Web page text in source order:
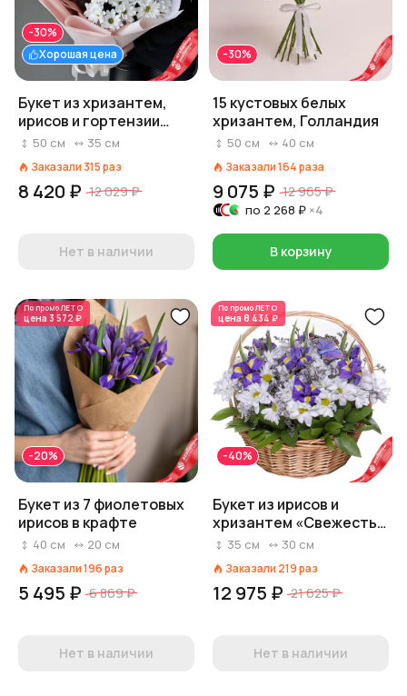
Хорошая цена
-30%
Букет из хризантем,
ирисов и гортензии
«Обними меня»
50 см 35 см
Заказали 315раз
8 420 ₽ 12 029 ₽
Нет в наличии
-30%
15 кустовых белых
хризантем, Голландия
50 см 40 см
Заказали164раза
9 075 ₽ 12 965 ₽
по 2 268 ₽ ×4
В корзину
По промоЛЕТО
цена 3 572 ₽
-20%
Букет из 7 фиолетовых
ирисов в крафте
40 см 20 см
Заказали196раз
5 495 ₽ 6 869 ₽
Нет в наличии
По промоЛЕТО
цена 8 434 ₽
-40%
Букет из ирисов и
хризантем «Свежесть
утра»
35 см 30 см
Заказали 219раз
12 975 ₽ 21 625 ₽
Нет в наличии